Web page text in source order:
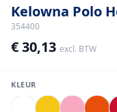
Kelowna Polo
354400
€ 30,13 excl. BTW
KLEUR